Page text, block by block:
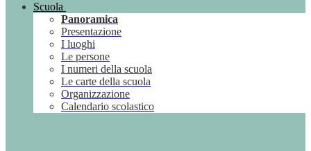
Scuola
Panoramica
Presentazione
I luoghi
Le persone
I numeri della scuola
Le carte della scuola
Organizzazione
Calendario scolastico